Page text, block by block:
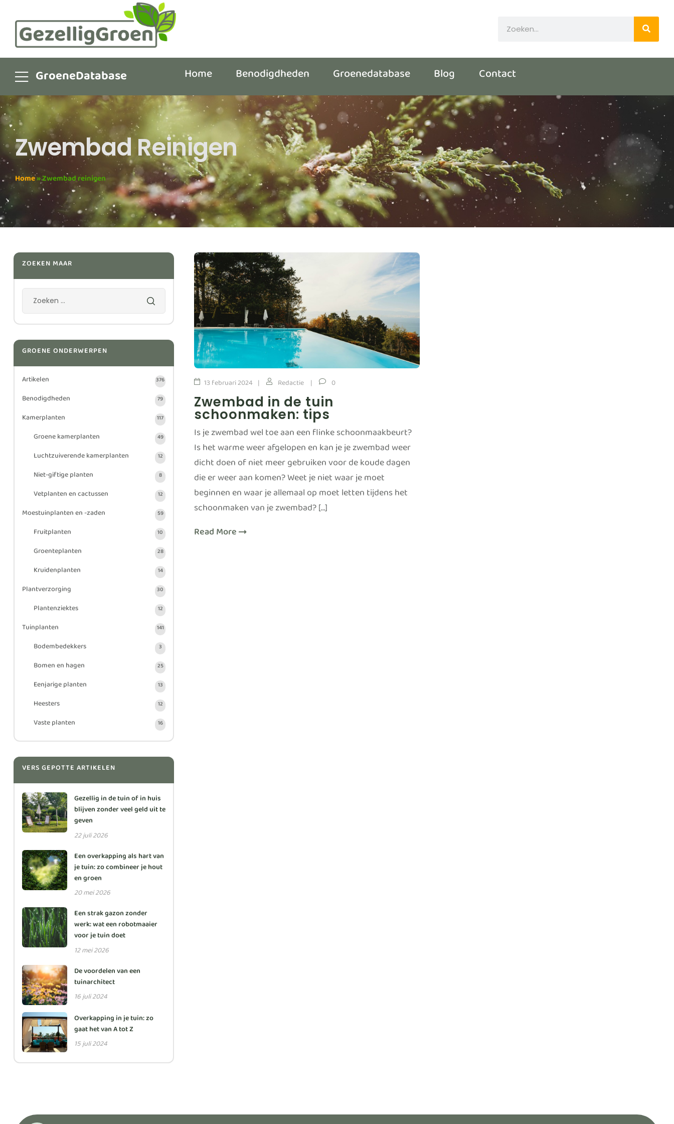
GroeneDatabase Home Benodigdheden Groenedatabase Blog Contact
Zwembad Reinigen
Home»Zwembad reinigen
13 februari 2024 Redactie 0
Zwembad in de tuin
schoonmaken: tips
Is je zwembad wel toe aan een flinke schoonmaakbeurt?
Is het warme weer afgelopen en kan je je zwembad weer
dicht doen of niet meer gebruiken voor de koude dagen
die er weer aan komen? Weet je niet waar je moet
beginnen en waar je allemaal op moet letten tijdens het
schoonmaken van je zwembad? […]
Read More
ZOEKEN MAAR
GROENE ONDERWERPEN
Artikelen
376
Benodigdheden 79
Kamerplanten 117
Groene kamerplanten 49
Luchtzuiverende kamerplanten 12
Niet-giftige planten 8
Vetplanten en cactussen 12
Moestuinplanten en -zaden 59
Fruitplanten 10
Groenteplanten 28
Kruidenplanten 14
Plantverzorging 30
Plantenziektes 12
Tuinplanten 141
Bodembedekkers 3
Bomen en hagen 25
Eenjarige planten 13
Heesters 12
Vaste planten 16
VERS GEPOTTE ARTIKELEN
Gezellig in de tuin of in huis
blijven zonder veel geld uit te
geven
22 juli 2026
Een overkapping als hart van
je tuin: zo combineer je hout
en groen
20 mei 2026
Een strak gazon zonder
werk: wat een robotmaaier
voor je tuin doet
12 mei 2026
De voordelen van een
tuinarchitect
16 juli 2024
Overkapping in je tuin: zo
gaat het van A tot Z
15 juli 2024